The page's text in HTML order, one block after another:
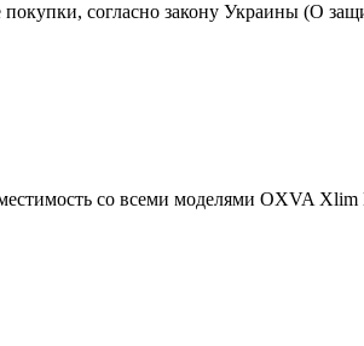
согласно закону Украины (О
со всеми моделями OXVA Xlim